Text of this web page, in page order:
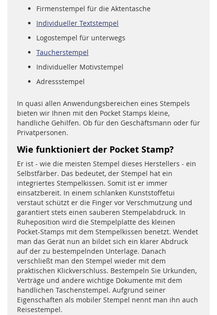
Firmenstempel für die Aktentasche
Individueller Textstempel
Logostempel für unterwegs
Taucherstempel
Individueller Motivstempel
Adressstempel
In quasi allen Anwendungsbereichen eines Stempels
bieten wir Ihnen mit den Pocket Stamps kleine,
handliche Gehilfen. Ob für den Geschäftsmann oder für
Privatpersonen.
Wie funktioniert der Pocket Stamp?
Er ist - wie die meisten Stempel dieses Herstellers - ein
Selbstfärber. Das bedeutet, der Stempel hat ein
integriertes Stempelkissen. Somit ist er immer
einsatzbereit. In einem schlanken Kunststoffetui
verstaut schützt er die Finger vor Verschmutzung und
garantiert stets einen sauberen Stempelabdruck. In
Ruheposition wird die Stempelplatte des kleinen
Pocket-Stamps mit dem Stempelkissen benetzt. Wendet
man das Gerät nun an bildet sich ein klarer Abdruck
auf der zu bestempelnden Unterlage. Danach
verschließt man den Stempel wieder mit dem
praktischen Klickverschluss. Bestempeln Sie Urkunden,
Verträge und andere wichtige Dokumente mit dem
handlichen Taschenstempel. Aufgrund seiner
Eigenschaften als mobiler Stempel nennt man ihn auch
Reisestempel.